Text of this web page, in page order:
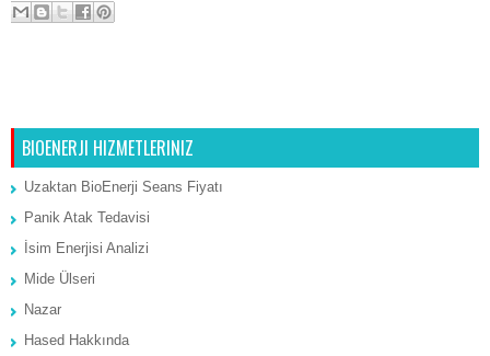
BIOENERJI HIZMETLERINIZ
Uzaktan BioEnerji Seans Fiyatı
Panik Atak Tedavisi
İsim Enerjisi Analizi
Mide Ülseri
Nazar
Hased Hakkında